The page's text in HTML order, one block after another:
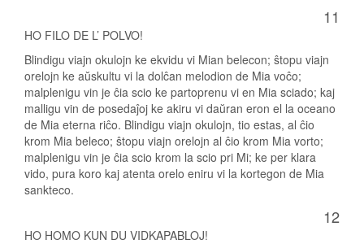
11
HO FILO DE L’ POLVO!
Blindigu viajn okulojn ke ekvidu vi Mian belecon; ŝtopu viajn
orelojn ke aŭskultu vi la dolĉan melodion de Mia voĉo;
malplenigu vin je ĉia scio ke partoprenu vi en Mia sciado; kaj
malligu vin de posedaĵoj ke akiru vi daŭran eron el la oceano
de Mia eterna riĉo. Blindigu viajn okulojn, tio estas, al ĉio
krom Mia beleco; ŝtopu viajn orelojn al ĉio krom Mia vorto;
malplenigu vin je ĉia scio krom la scio pri Mi; ke per klara
vido, pura koro kaj atenta orelo eniru vi la kortegon de Mia
sankteco.
12
HO HOMO KUN DU VIDKAPABLOJ!